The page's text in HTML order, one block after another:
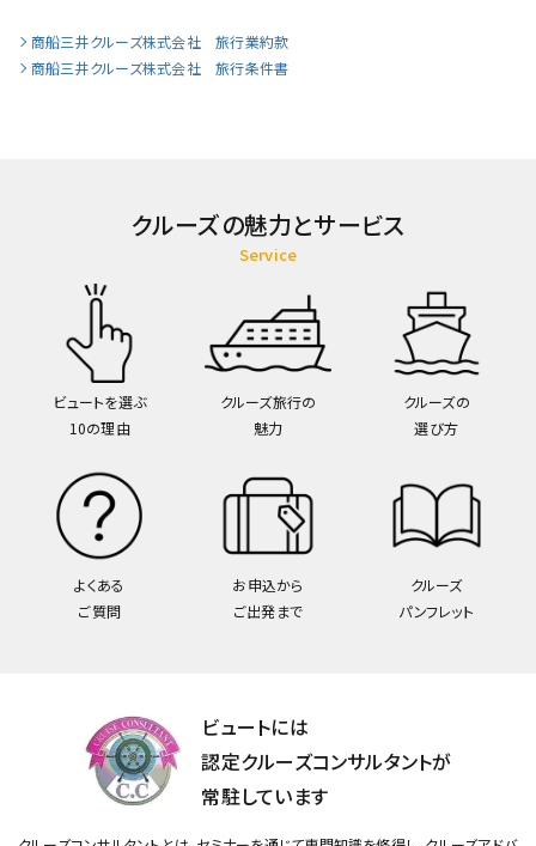
商船三井クルーズ株式会社 旅行業約款
商船三井クルーズ株式会社 旅行条件書
クルーズの魅力とサービス
Service
ビュートを選ぶ
10の理由
クルーズ旅行の
魅力
クルーズの
選び方
よくある
ご質問
お申込から
ご出発まで
クルーズ
パンフレット
ビュートには
認定クルーズコンサルタントが
常駐しています